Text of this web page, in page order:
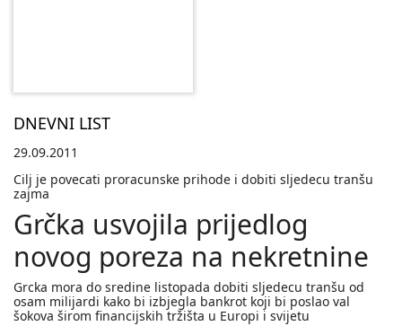
DNEVNI LIST
29.09.2011
Cilj je povecati proracunske prihode i dobiti sljedecu tranšu
zajma
Grčka usvojila prijedlog
novog poreza na nekretnine
Grcka mora do sredine listopada dobiti sljedecu tranšu od
osam milijardi kako bi izbjegla bankrot koji bi poslao val
šokova širom financijskih tržišta u Europi i svijetu